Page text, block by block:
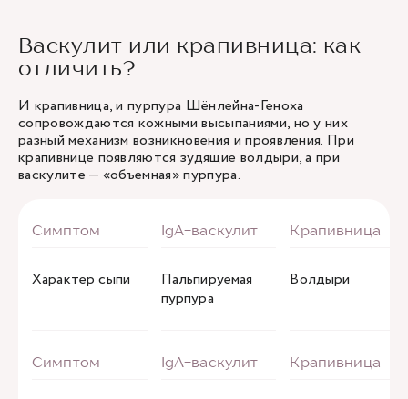
Васкулит или крапивница: как
отличить?
И крапивница, и пурпура Шёнлейна-Геноха
сопровождаются кожными высыпаниями, но у них
разный механизм возникновения и проявления. При
крапивнице появляются зудящие волдыри, а при
васкулите — «объемная» пурпура.
Характер сыпи
Пальпируемая
пурпура
Волдыри